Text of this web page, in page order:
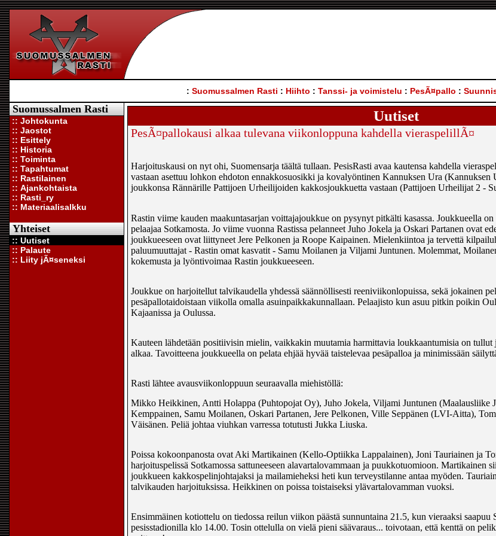
: Suomussalmen Rasti : Hiihto : Tanssi- ja voimistelu : PesÃ¤pallo :
Suomussalmen Rasti
:: Johtokunta
:: Jaostot
:: Esittely
:: Historia
:: Toiminta
:: Tapahtumat
:: Rastilainen
:: Ajankohtaista
:: Rasti_ry
:: Materiaalisalkku
Yhteiset
:: Uutiset
:: Palaute
:: Liity jÃ¤seneksi
Uutiset
PesÃ¤pallokausi alkaa tulevana viikonloppuna kahdella vieraspelillÃ¤
Harjoituskausi on nyt ohi, Suomensarja täältä tullaan. PesisRasti avaa kautensa kahdella
vastaan asettuu lohkon ehdoton ennakkosuosikki ja kovalyöntinen Kannuksen Ura (Kannuksen
joukkonsa Rännärille Pattijoen Urheilijoiden kakkosjoukkuetta vastaan (Pattijoen Urheilijat 2 -
Rastin viime kauden maakuntasarjan voittajajoukkue on pysynyt pitkälti kasassa. Joukkueella
pelaajaa Sotkamosta. Jo viime vuonna Rastissa pelanneet Juho Jokela ja Oskari Partanen ovat
joukkueeseen ovat liittyneet Jere Pelkonen ja Roope Kaipainen. Mielenkiintoa ja tervettä
paluumuuttajat - Rastin omat kasvatit - Samu Moilanen ja Viljami Juntunen. Molemmat,
kokemusta ja lyöntivoimaa Rastin joukkueeseen.
Joukkue on harjoitellut talvikaudella yhdessä säännöllisesti reeniviikonlopuissa, sekä jokainen
pesäpallotaidoistaan viikolla omalla asuinpaikkakunnallaan. Pelaajisto kun asuu pitkin poikin
Kajaanissa ja Oulussa.
Kauteen lähdetään positiivisin mielin, vaikkakin muutamia harmittavia loukkaantumisia on tullut
alkaa. Tavoitteena joukkueella on pelata ehjää hyvää taistelevaa pesäpalloa ja minimissään
Rasti lähtee avausviikonloppuun seuraavalla miehistöllä:
Mikko Heikkinen, Antti Holappa (Puhtopojat Oy), Juho Jokela, Viljami Juntunen (Maalausliike
Kemppainen, Samu Moilanen, Oskari Partanen, Jere Pelkonen, Ville Seppänen (LVI-Aitta),
Väisänen. Peliä johtaa viuhkan varressa totutusti Jukka Liuska.
Poissa kokoonpanosta ovat Aki Martikainen (Kello-Optiikka Lappalainen), Joni Tauriainen ja
harjoituspelissä Sotkamossa sattuneeseen alavartalovammaan ja puukkotuomioon. Martikainen
joukkueen kakkospelinjohtajaksi ja mailamieheksi heti kun terveystilanne antaa myöden.
talvikauden harjoituksissa. Heikkinen on poissa toistaiseksi ylävartalovamman vuoksi.
Ensimmäinen kotiottelu on tiedossa reilun viikon päästä sunnuntaina 21.5, kun vieraaksi
pesisstadionilla klo 14.00. Tosin ottelulla on vielä pieni säävaraus... toivotaan, että kenttä on